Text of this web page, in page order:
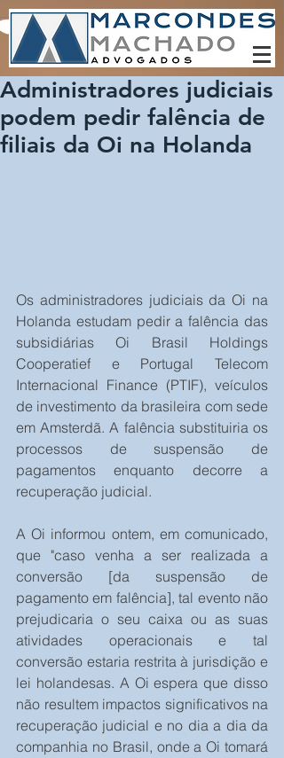
Administradores judiciais
podem pedir falência de
filiais da Oi na Holanda
Os administradores judiciais da Oi na
Holanda estudam pedir a falência das
subsidiárias Oi Brasil Holdings
Cooperatief e Portugal Telecom
Internacional Finance (PTIF), veículos
de investimento da brasileira com sede
em Amsterdã. A falência substituiria os
processos de suspensão de
pagamentos enquanto decorre a
recuperação judicial.
A Oi informou ontem, em comunicado,
que "caso venha a ser realizada a
conversão [da suspensão de
pagamento em falência], tal evento não
prejudicaria o seu caixa ou as suas
atividades operacionais e tal
conversão estaria restrita à jurisdição e
lei holandesas. A Oi espera que disso
não resultem impactos significativos na
recuperação judicial e no dia a dia da
companhia no Brasil, onde a Oi tomará